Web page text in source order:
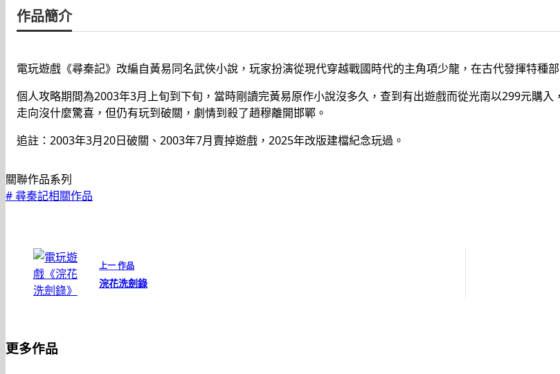
作品簡介
電玩遊戲《尋秦記》改編自黃易同名武俠小說，玩家扮演從現代穿越戰國時代的主角項少龍，在古代發揮特種
個人攻略期間為2003年3月上旬到下旬，當時剛讀完黃易原作小說沒多久，查到有出遊戲而從光南以299元購
走向沒什麼驚喜，但仍有玩到破關，劇情到殺了趙穆離開邯鄲。
追註：2003年3月20日破關、2003年7月賣掉遊戲，2025年改版建檔紀念玩過。
關聯作品系列
#尋秦記相關作品
上一作品
浣花洗劍錄
更多作品